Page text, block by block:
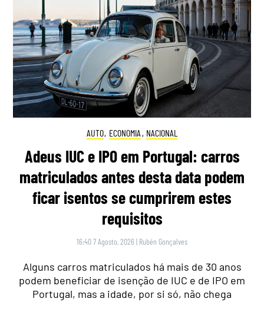
AUTO, ECONOMIA , NACIONAL
Adeus IUC e IPO em Portugal: carros
matriculados antes desta data podem
ficar isentos se cumprirem estes
requisitos
16:40 7 Agosto, 2026 | Rubén Gonçalves
Alguns carros matriculados há mais de 30 anos
podem beneficiar de isenção de IUC e de IPO em
Portugal, mas a idade, por si só, não chega